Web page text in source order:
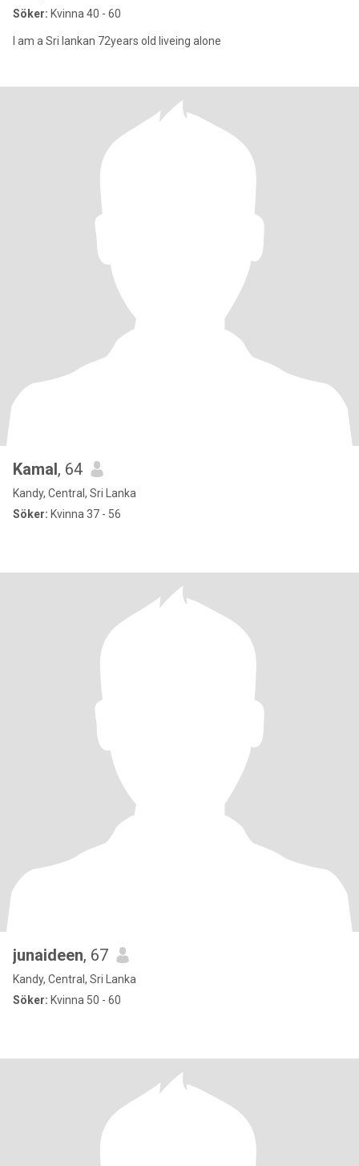
Söker: Kvinna 40 - 60
I am a Sri lankan 72years old liveing alone
Kamal, 64
Kandy, Central, Sri Lanka
Söker: Kvinna 37 - 56
junaideen, 67
Kandy, Central, Sri Lanka
Söker: Kvinna 50 - 60